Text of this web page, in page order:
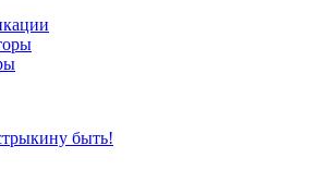
быть!